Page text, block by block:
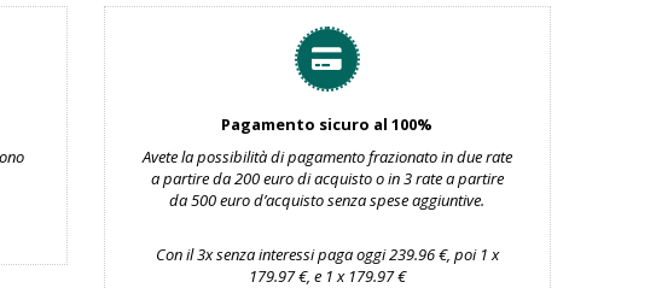
Pagamento sicuro al 100%
Avete la possibilità di pagamento frazionato in due rate
a partire da 200 euro di acquisto o in 3 rate a partire
da 500 euro d’acquisto senza spese aggiuntive.
Con il 3x senza interessi paga oggi 239.96 €, poi 1 x
179.97 €, e 1 x 179.97 €